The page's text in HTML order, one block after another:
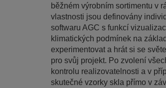
běžném výrobním sortimentu v
vlastnosti jsou definovány
softwaru AGC s funkcí
klimatických podmínek na
experimentovat a hrát si se
pro svůj projekt. Po zvolení
kontrolu realizovatelnosti a v
skutečné vzorky skla přímo v